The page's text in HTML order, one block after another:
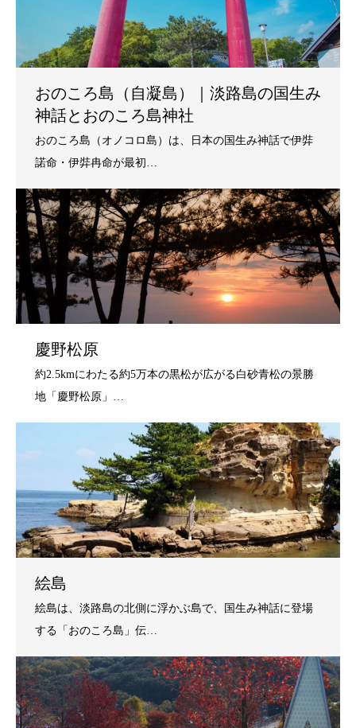
おのころ島（自凝島）｜淡路島の国生み
神話とおのころ島神社
慶野松原
絵島